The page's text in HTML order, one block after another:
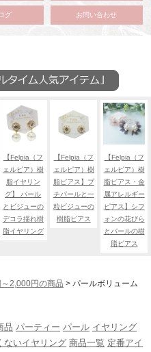
グ お問い合わせ
【Felpia（フ
ェルピア）樹
脂イヤリン
グ】 パール
とビジューの
デコラ揺れ樹
脂イヤリング
【Felpia（フ
ェルピア）樹
脂ピアス】プ
チパールと一
粒ビジューの
樹脂ピアス
【Felpia（フ
ェルピア）樹
脂ピアス・金
属アレルギー
ピアス】シフ
ォンの花びら
とパールの樹
脂ピアス
2,000円の商品 > パールボリューム
品 パーティー パール イヤリング
ないイヤリング 商品一覧 定番アイ